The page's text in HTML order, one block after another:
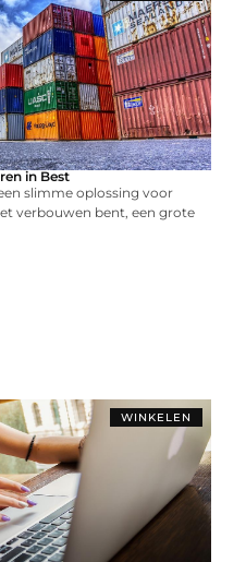
in Best
slimme oplossing voor
verbouwen bent, een grote
WINKELEN